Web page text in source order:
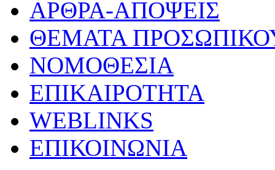
ΑΡΘΡΑ-ΑΠΟΨΕΙΣ
ΘΕΜΑΤΑ
ΝΟΜΟΘΕΣΙΑ
ΕΠΙΚΑΙΡΟΤΗΤΑ
WEBLINKS
ΕΠΙΚΟΙΝΩΝΙΑ